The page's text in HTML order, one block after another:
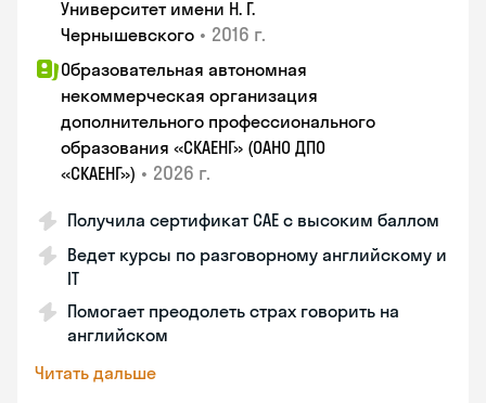
Университет имени Н. Г.
Чернышевского • 2016 г.
Образовательная автономная
некоммерческая организация
дополнительного профессионального
образования «СКАЕНГ» (ОАНО ДПО
«СКАЕНГ») • 2026 г.
Получила сертификат CAE с высоким баллом
Ведет курсы по разговорному английскому и
IT
Помогает преодолеть страх говорить на
английском
Читать дальше